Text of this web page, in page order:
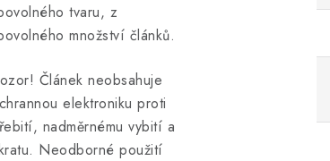
tvaru, z
množství článků.
Článek neobsahuje
elektroniku proti
nadměrnému vybití a
Neodborné použití